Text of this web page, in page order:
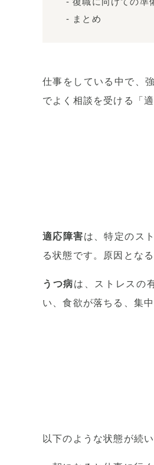
まとめ
仕事をしている中で、
でよく相談を受ける「
適応障害は、特定のス
る状態です。原因とな
うつ病は、ストレスの
い、食欲が落ちる、集
以下のような状態が続